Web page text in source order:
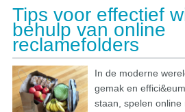
Tips voor effectief
behulp van online
reclamefolders
In de moderne
gemak en
staan, spelen